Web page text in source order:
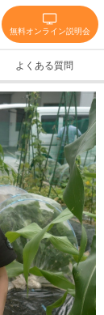
無料オンライン説明会
よくある質問